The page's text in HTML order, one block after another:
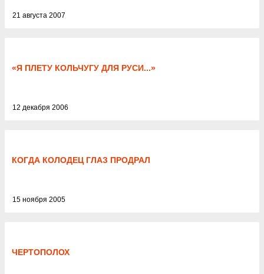
21 августа 2007
«Я ПЛЕТУ КОЛЬЧУГУ ДЛЯ РУСИ...»
12 декабря 2006
КОГДА КОЛОДЕЦ ГЛАЗ ПРОДРАЛ
15 ноября 2005
ЧЕРТОПОЛОХ